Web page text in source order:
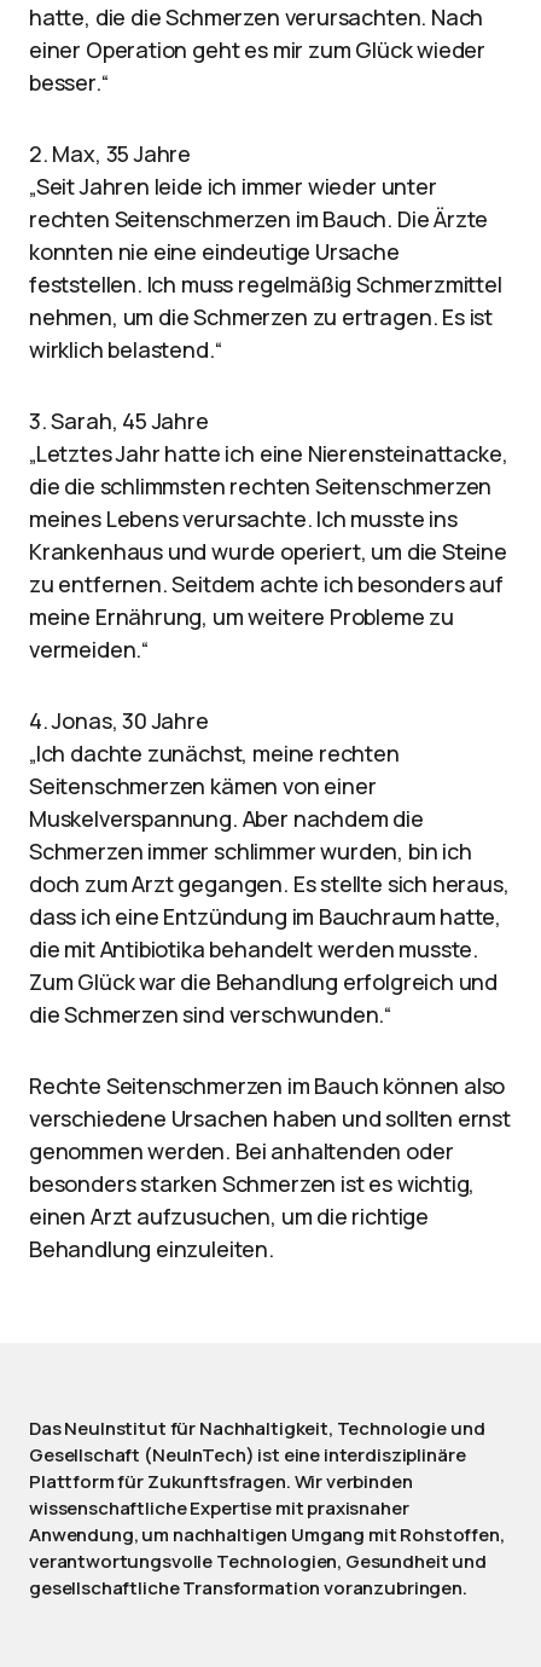
hatte, die die Schmerzen verursachten. Nach
einer Operation geht es mir zum Glück wieder
besser.“
2. Max, 35 Jahre
„Seit Jahren leide ich immer wieder unter
rechten Seitenschmerzen im Bauch. Die Ärzte
konnten nie eine eindeutige Ursache
feststellen. Ich muss regelmäßig Schmerzmittel
nehmen, um die Schmerzen zu ertragen. Es ist
wirklich belastend.“
3. Sarah, 45 Jahre
„Letztes Jahr hatte ich eine Nierensteinattacke,
die die schlimmsten rechten Seitenschmerzen
meines Lebens verursachte. Ich musste ins
Krankenhaus und wurde operiert, um die Steine
zu entfernen. Seitdem achte ich besonders auf
meine Ernährung, um weitere Probleme zu
vermeiden.“
4. Jonas, 30 Jahre
„Ich dachte zunächst, meine rechten
Seitenschmerzen kämen von einer
Muskelverspannung. Aber nachdem die
Schmerzen immer schlimmer wurden, bin ich
doch zum Arzt gegangen. Es stellte sich heraus,
dass ich eine Entzündung im Bauchraum hatte,
die mit Antibiotika behandelt werden musste.
Zum Glück war die Behandlung erfolgreich und
die Schmerzen sind verschwunden.“
Rechte Seitenschmerzen im Bauch können also
verschiedene Ursachen haben und sollten ernst
genommen werden. Bei anhaltenden oder
besonders starken Schmerzen ist es wichtig,
einen Arzt aufzusuchen, um die richtige
Behandlung einzuleiten.
Das NeuInstitut für Nachhaltigkeit, Technologie und
Gesellschaft (NeuInTech) ist eine interdisziplinäre
Plattform für Zukunftsfragen. Wir verbinden
wissenschaftliche Expertise mit praxisnaher
Anwendung, um nachhaltigen Umgang mit Rohstoffen,
verantwortungsvolle Technologien, Gesundheit und
gesellschaftliche Transformation voranzubringen.